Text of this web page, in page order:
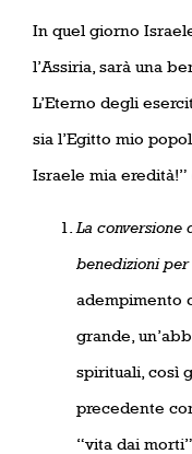
In quel giorno
l’Assiria, sarà una
L’Eterno degli
sia l’Egitto mio
Israele mia eredità!”
La conversione
benedizioni
adempimento
grande,
spirituali, così
precedente
“vita dai